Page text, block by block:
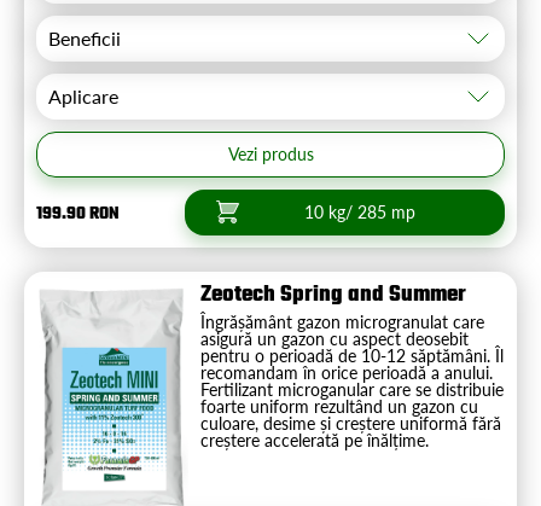
Beneficii
Aplicare
Vezi produs
199.90 RON 10 kg/ 285 mp
Zeotech Spring and Summer
Îngrășământ gazon microgranulat care
asigură un gazon cu aspect deosebit
pentru o perioadă de 10-12 săptămâni. Îl
recomandam în orice perioadă a anului.
Fertilizant microganular care se distribuie
foarte uniform rezultând un gazon cu
culoare, desime și creștere uniformă fără
creștere accelerată pe înălțime.